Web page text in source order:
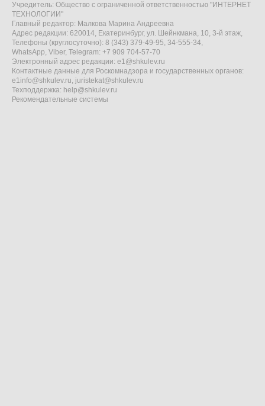
Учредитель: Общество с ограниченной ответственностью "ИНТЕРНЕТ
ТЕХНОЛОГИИ"
Главный редактор: Малкова Марина Андреевна
Адрес редакции: 620014, Екатеринбург, ул. Шейнкмана, 10, 3-й этаж,
Телефоны (круглосуточно): 8 (343) 379-49-95, 34-555-34,
WhatsApp, Viber, Telegram: +7 909 704-57-70
Электронный адрес редакции: e1@shkulev.ru
Контактные данные для Роскомнадзора и государственных органов:
e1info@shkulev.ru, juristekat@shkulev.ru
Техподдержка: help@shkulev.ru
Рекомендательные системы